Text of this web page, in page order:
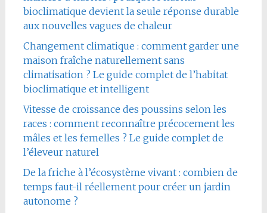
bioclimatique devient la seule réponse durable
aux nouvelles vagues de chaleur
Changement climatique : comment garder une
maison fraîche naturellement sans
climatisation ? Le guide complet de l’habitat
bioclimatique et intelligent
Vitesse de croissance des poussins selon les
races : comment reconnaître précocement les
mâles et les femelles ? Le guide complet de
l’éleveur naturel
De la friche à l’écosystème vivant : combien de
temps faut-il réellement pour créer un jardin
autonome ?